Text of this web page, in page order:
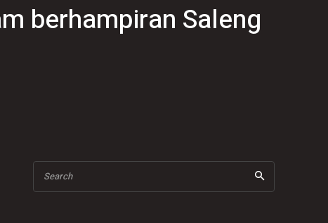
berhampiran Saleng
Search